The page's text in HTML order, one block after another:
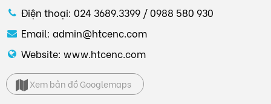
Điện thoại: 024 3689.3399 / 0988 580 930
Email: admin@htcenc.com
Website: www.htcenc.com
Xem bản đồ Googlemaps